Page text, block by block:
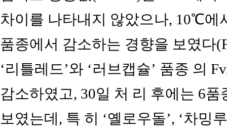
차이를 나타내지 않았으나, 10℃에
품종에서 감소하는 경향을 보였다
‘리틀레드’와 ‘러브캡슐’ 품종 의
감소하였고, 30일 처 리 후에는 6
보였는데, 특 히 ‘옐로우돌’, ‘차밍